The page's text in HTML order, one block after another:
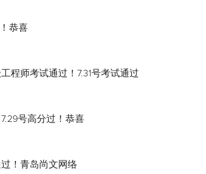
恭喜
程师考试通过！7.31号考试通过
号高分过！恭喜
！青岛尚文网络